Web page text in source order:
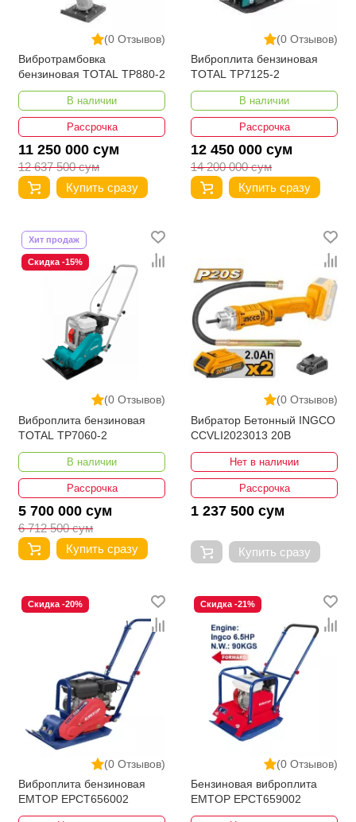
(0 Отзывов)
Вибротрамбовка
бензиновая TOTAL TP880-2
В наличии
Рассрочка
11 250 000 сум
12 637 500 сум
Купить сразу
(0 Отзывов)
Виброплита бензиновая
TOTAL TP7125-2
В наличии
Рассрочка
12 450 000 сум
14 200 000 сум
Купить сразу
(0 Отзывов)
Хит продаж
Скидка -15%
Виброплита бензиновая
TOTAL TP7060-2
В наличии
Рассрочка
5 700 000 сум
6 712 500 сум
Купить сразу
(0 Отзывов)
Вибратор Бетонный INGCO
CCVLI2023013 20В
Нет в наличии
Рассрочка
1 237 500 сум
Купить сразу
(0 Отзывов)
Скидка -20%
Виброплита бензиновая
EMTOP EPCT656002
(0 Отзывов)
Скидка -21%
Бензиновая виброплита
EMTOP EPCT659002